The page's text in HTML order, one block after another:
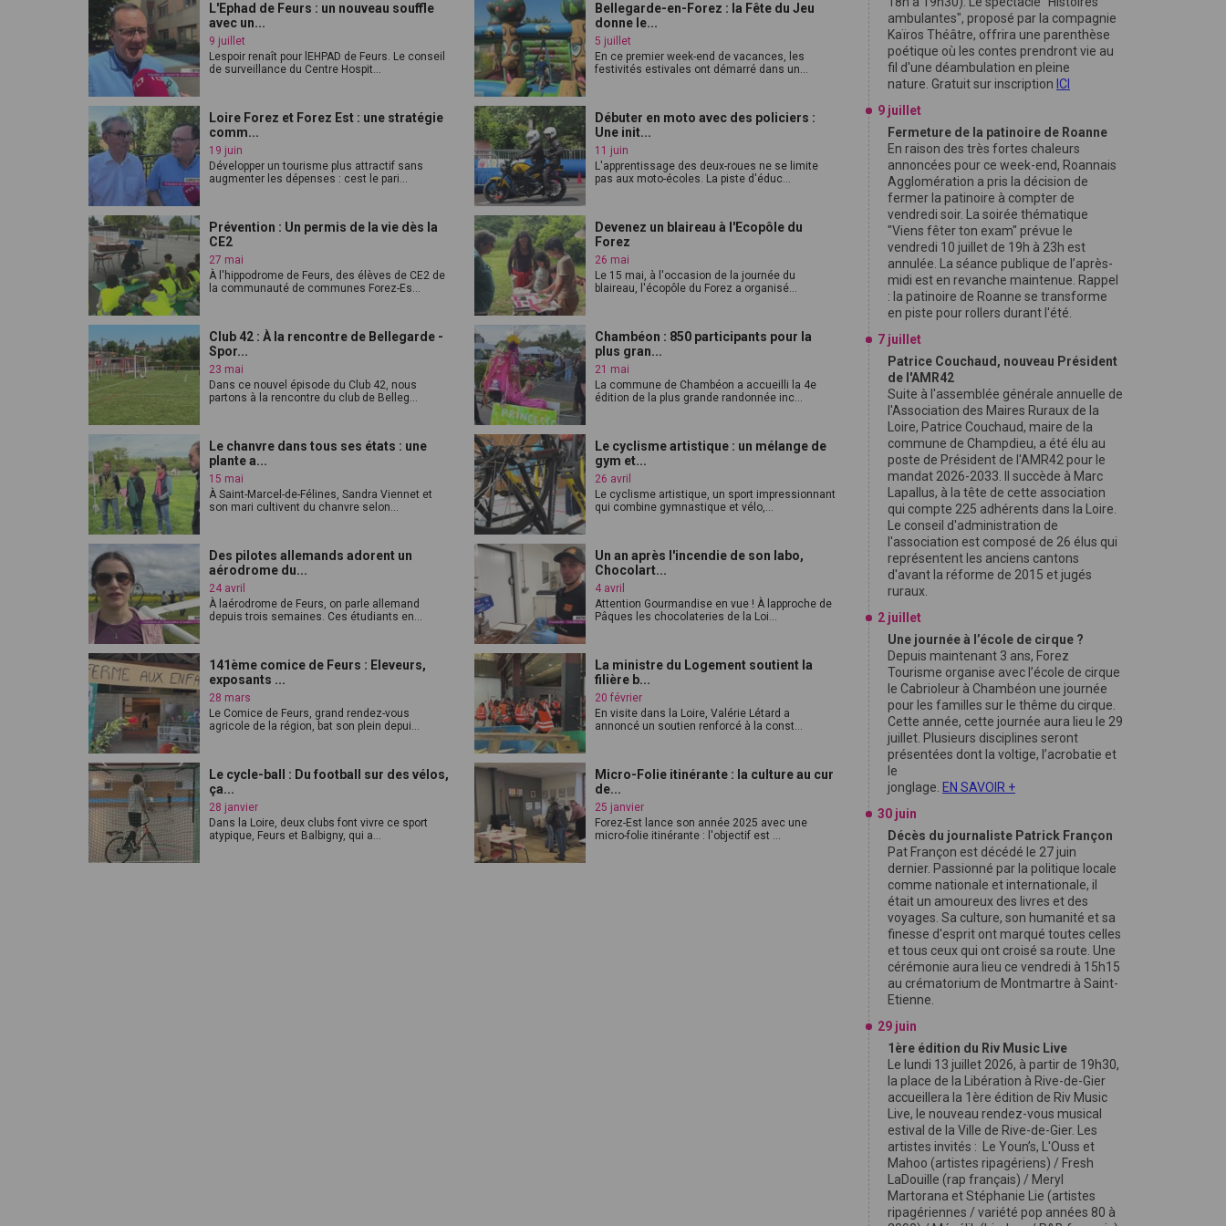
L'Ephad de Feurs : un nouveau souffle
avec un...
9 juillet
Lespoir renaît pour lEHPAD de Feurs. Le conseil
de surveillance du Centre Hospit...
Bellegarde-en-Forez : la Fête du Jeu
donne le...
5 juillet
En ce premier week-end de vacances, les
festivités estivales ont démarré dans un...
Loire Forez et Forez Est : une stratégie
comm...
19 juin
Développer un tourisme plus attractif sans
augmenter les dépenses : cest le pari...
Débuter en moto avec des policiers :
Une init...
11 juin
L'apprentissage des deux-roues ne se limite
pas aux moto-écoles. La piste d'éduc...
Prévention : Un permis de la vie dès la
CE2
27 mai
À l'hippodrome de Feurs, des élèves de CE2 de
la communauté de communes Forez-Es...
Devenez un blaireau à l'Ecopôle du
Forez
26 mai
Le 15 mai, à l'occasion de la journée du
blaireau, l'écopôle du Forez a organisé...
Club 42 : À la rencontre de Bellegarde -
Spor...
23 mai
Dans ce nouvel épisode du Club 42, nous
partons à la rencontre du club de Belleg...
Chambéon : 850 participants pour la
plus gran...
21 mai
La commune de Chambéon a accueilli la 4e
édition de la plus grande randonnée inc...
Le chanvre dans tous ses états : une
plante a...
15 mai
À Saint-Marcel-de-Félines, Sandra Viennet et
son mari cultivent du chanvre selon...
Le cyclisme artistique : un mélange de
gym et...
26 avril
Le cyclisme artistique, un sport impressionnant
qui combine gymnastique et vélo,...
Des pilotes allemands adorent un
aérodrome du...
24 avril
À laérodrome de Feurs, on parle allemand
depuis trois semaines. Ces étudiants en...
Un an après l'incendie de son labo,
Chocolart...
4 avril
Attention Gourmandise en vue ! À lapproche de
Pâques les chocolateries de la Loi...
141ème comice de Feurs : Eleveurs,
exposants ...
28 mars
Le Comice de Feurs, grand rendez-vous
agricole de la région, bat son plein depui...
La ministre du Logement soutient la
filière b...
20 février
En visite dans la Loire, Valérie Létard a
annoncé un soutien renforcé à la const...
Le cycle-ball : Du football sur des vélos,
ça...
28 janvier
Dans la Loire, deux clubs font vivre ce sport
atypique, Feurs et Balbigny, qui a...
Micro-Folie itinérante : la culture au cur
de...
25 janvier
Forez-Est lance son année 2025 avec une
micro-folie itinérante : l'objectif est ...
ambulantes", proposé par la compagnie
Kaïros Théâtre, offrira une parenthèse
poétique où les contes prendront vie au
fil d'une déambulation en pleine
nature. Gratuit sur inscription ICI
9 juillet
Fermeture de la patinoire de Roanne
En raison des très fortes chaleurs
annoncées pour ce week-end, Roannais
Agglomération a pris la décision de
fermer la patinoire à compter de
vendredi soir. La soirée thématique
"Viens fêter ton exam" prévue le
vendredi 10 juillet de 19h à 23h est
annulée. La séance publique de l’après-
midi est en revanche maintenue. Rappel
: la patinoire de Roanne se transforme
en piste pour rollers durant l'été.
7 juillet
Patrice Couchaud, nouveau Président
de l'AMR42
Suite à l'assemblée générale annuelle de
l'Association des Maires Ruraux de la
Loire, Patrice Couchaud, maire de la
commune de Champdieu, a été élu au
poste de Président de l'AMR42 pour le
mandat 2026-2033. Il succède à Marc
Lapallus, à la tête de cette association
qui compte 225 adhérents dans la Loire.
Le conseil d'administration de
l'association est composé de 26 élus qui
représentent les anciens cantons
d'avant la réforme de 2015 et jugés
ruraux.
2 juillet
Une journée à l’école de cirque ?
Depuis maintenant 3 ans, Forez
Tourisme organise avec l’école de cirque
le Cabrioleur à Chambéon une journée
pour les familles sur le thême du cirque.
Cette année, cette journée aura lieu le 29
juillet. Plusieurs disciplines seront
présentées dont la voltige, l’acrobatie et
le
jonglage. EN SAVOIR +
30 juin
Décès du journaliste Patrick Françon
Pat Françon est décédé le 27 juin
dernier. Passionné par la politique locale
comme nationale et internationale, il
était un amoureux des livres et des
voyages. Sa culture, son humanité et sa
finesse d'esprit ont marqué toutes celles
et tous ceux qui ont croisé sa route. Une
cérémonie aura lieu ce vendredi à 15h15
au crématorium de Montmartre à Saint-
Etienne.
29 juin
1ère édition du Riv Music Live
Le lundi 13 juillet 2026, à partir de 19h30,
la place de la Libération à Rive-de-Gier
accueillera la 1ère édition de Riv Music
Live, le nouveau rendez-vous musical
estival de la Ville de Rive-de-Gier. Les
artistes invités : Le Youn’s, L'Ouss et
Mahoo (artistes ripagériens) / Fresh
LaDouille (rap français) / Meryl
Martorana et Stéphanie Lie (artistes
ripagériennes / variété pop années 80 à